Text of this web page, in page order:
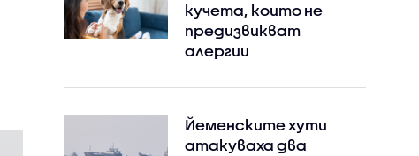
кучета, които не
предизвикват
алергии
Йеменските хути
атакуваха два